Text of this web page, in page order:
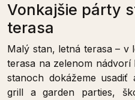
Vonkajšie párty
terasa
Malý stan, letná terasa – v
terasa na zelenom
stanoch dokážeme
grill a garden parties,